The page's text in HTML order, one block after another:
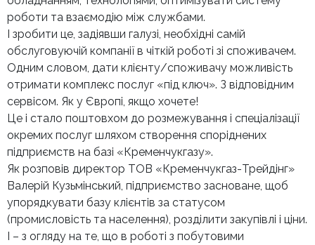
роботи та взаємодію між службами.
І зробити це, задіявши галузі, необхідні самій
обслуговуючій компанії в чіткій роботі зі споживачем.
Одним словом, дати клієнту/споживачу можливість
отримати комплекс послуг «під ключ». З відповідним
сервісом. Як у Європі, якщо хочете!
Це і стало поштовхом до розмежування і спеціалізації
окремих послуг шляхом створення споріднених
підприємств на базі «Кременчукгазу».
Як розповів директор ТОВ «Кременчукгаз-Трейдінг»
Валерій Кузьмінський, підприємство засноване, щоб
упорядкувати базу клієнтів за статусом
(промисловість та населення), розділити закупівлі і ціни.
І – з огляду на те, що в роботі з побутовими